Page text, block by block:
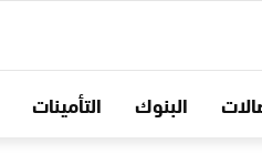
البنوك التأمينات